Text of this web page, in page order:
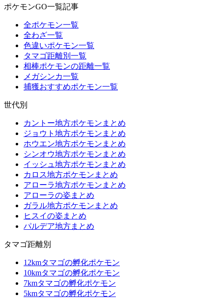
ポケモンGO一覧記事
全ポケモン一覧
全わざ一覧
色違いポケモン一覧
タマゴ距離別一覧
相棒ポケモンの距離一覧
メガシンカ一覧
捕獲おすすめポケモン一覧
世代別
カントー地方ポケモンまとめ
ジョウト地方ポケモンまとめ
ホウエン地方ポケモンまとめ
シンオウ地方ポケモンまとめ
イッシュ地方ポケモンまとめ
カロス地方ポケモンまとめ
アローラ地方ポケモンまとめ
アローラの姿まとめ
ガラル地方ポケモンまとめ
ヒスイの姿まとめ
パルデア地方まとめ
タマゴ距離別
12kmタマゴの孵化ポケモン
10kmタマゴの孵化ポケモン
7kmタマゴの孵化ポケモン
5kmタマゴの孵化ポケモン